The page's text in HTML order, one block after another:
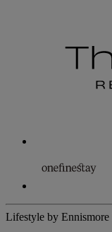
Lifestyle by Ennismore